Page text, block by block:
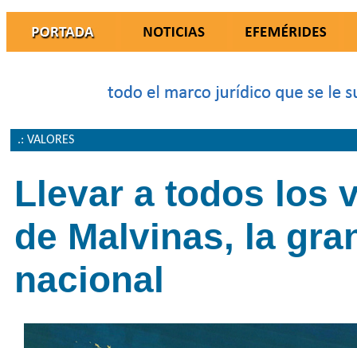
.: VALORES
Llevar a todos los
de Malvinas, la
nacional